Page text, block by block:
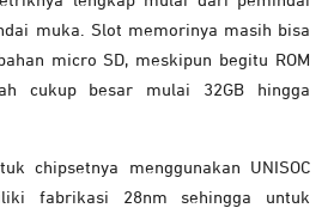
muka. Slot memorinya masih bisa
micro SD, meskipun begitu ROM
cukup besar mulai 32GB hingga
chipsetnya menggunakan UNISOC
fabrikasi 28nm sehingga untuk